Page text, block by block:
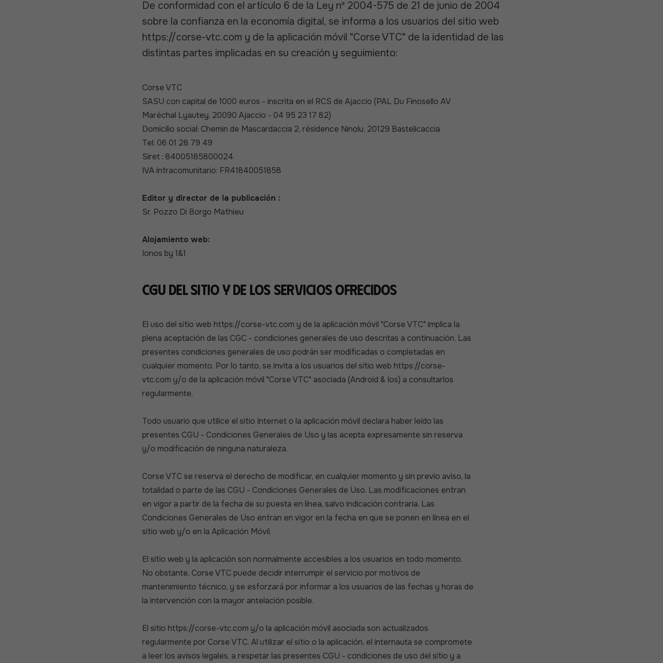
De conformidad con el artículo 6 de la Ley nº 2004-575 de 21 de junio de 2004
sobre la confianza en la economía digital, se informa a los usuarios del sitio web
https://corse-vtc.com y de la aplicación móvil "Corse VTC" de la identidad de las
distintas partes implicadas en su creación y seguimiento:
Corse VTC
SASU con capital de 1000 euros - inscrita en el RCS de Ajaccio (PAL Du Finosello AV
Maréchal Lyautey, 20090 Ajaccio - 04 95 23 17 82)
Domicilio social: Chemin de Mascardaccia 2, résidence Ninolu, 20129 Bastelicaccia
Tel: 06 01 28 79 49
Siret : 84005185800024
IVA intracomunitario: FR41840051858
Editor y director de la publicación :
Sr. Pozzo Di Borgo Mathieu
Alojamiento web:
Ionos by 1&1
CGU DEL SITIO Y DE LOS SERVICIOS OFRECIDOS
El uso del sitio web https://corse-vtc.com y de la aplicación móvil "Corse VTC" implica la
plena aceptación de las CGC - condiciones generales de uso descritas a continuación. Las
presentes condiciones generales de uso podrán ser modificadas o completadas en
cualquier momento. Por lo tanto, se invita a los usuarios del sitio web https://corse-
vtc.com y/o de la aplicación móvil "Corse VTC" asociada (Android & Ios) a consultarlos
regularmente.
Todo usuario que utilice el sitio Internet o la aplicación móvil declara haber leído las
presentes CGU - Condiciones Generales de Uso y las acepta expresamente sin reserva
y/o modificación de ninguna naturaleza.
Corse VTC se reserva el derecho de modificar, en cualquier momento y sin previo aviso, la
totalidad o parte de las CGU - Condiciones Generales de Uso. Las modificaciones entran
en vigor a partir de la fecha de su puesta en línea, salvo indicación contraria. Las
Condiciones Generales de Uso entran en vigor en la fecha en que se ponen en línea en el
sitio web y/o en la Aplicación Móvil.
El sitio web y la aplicación son normalmente accesibles a los usuarios en todo momento.
No obstante, Corse VTC puede decidir interrumpir el servicio por motivos de
mantenimiento técnico, y se esforzará por informar a los usuarios de las fechas y horas de
la intervención con la mayor antelación posible.
El sitio https://corse-vtc.com y/o la aplicación móvil asociada son actualizados
regularmente por Corse VTC. Al utilizar el sitio o la aplicación, el internauta se compromete
a leer los avisos legales, a respetar las presentes CGU - condiciones de uso del sitio y a